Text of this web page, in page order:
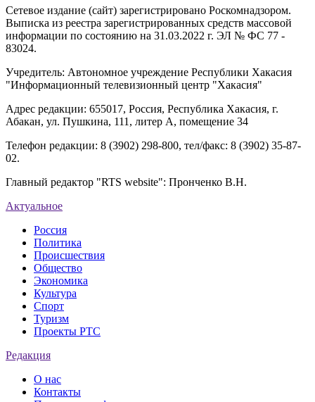
Сетевое издание (сайт) зарегистрировано Роскомнадзором.
Выписка из реестра зарегистрированных средств массовой
информации по состоянию на 31.03.2022 г. ЭЛ № ФС 77 -
83024.
Учредитель: Автономное учреждение Республики Хакасия
"Информационный телевизионный центр "Хакасия"
Адрес редакции: 655017, Россия, Республика Хакасия, г.
Абакан, ул. Пушкина, 111, литер А, помещение 34
Телефон редакции: 8 (3902) 298-800, тел/факс: 8 (3902) 35-87-
02.
Главный редактор "RTS website": Пронченко В.Н.
Актуальное
Россия
Политика
Происшествия
Общество
Экономика
Культура
Спорт
Туризм
Проекты РТС
Редакция
О нас
Контакты